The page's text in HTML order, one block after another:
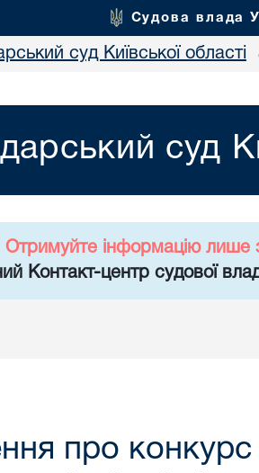
Судова влада
суд Київської області
суд
Отримуйте інформацію лише
Контакт-центр судової
про конкурс